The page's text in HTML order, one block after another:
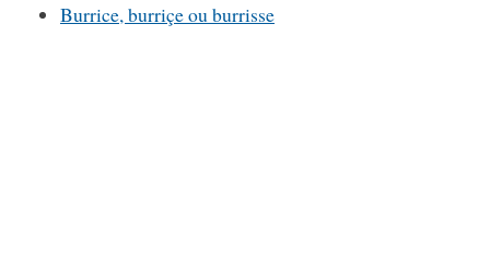
Burrice, burriçe ou burrisse